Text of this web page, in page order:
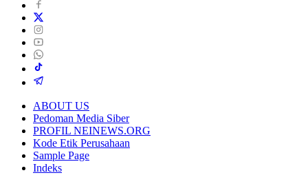
ABOUT US
Pedoman Media Siber
PROFIL NEINEWS.ORG
Kode Etik Perusahaan
Sample Page
Indeks